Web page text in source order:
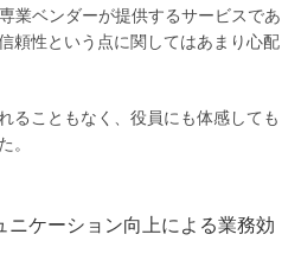
業ベンダーが提供するサービスであ
頼性という点に関してはあまり心配
ることもなく、役員にも体感しても
。
ニケーション向上による業務効